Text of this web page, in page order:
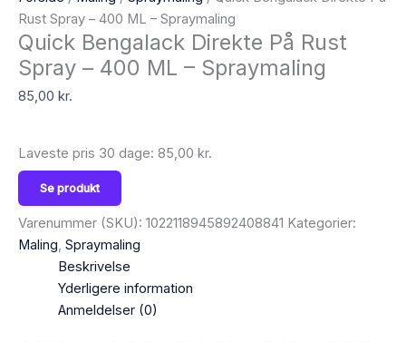
Rust Spray – 400 ML – Spraymaling
Quick Bengalack Direkte På Rust
Spray – 400 ML – Spraymaling
85,00 kr.
Laveste pris 30 dage: 85,00 kr.
Se produkt
Varenummer (SKU): 1022118945892408841 Kategorier:
Maling, Spraymaling
Beskrivelse
Yderligere information
Anmeldelser (0)